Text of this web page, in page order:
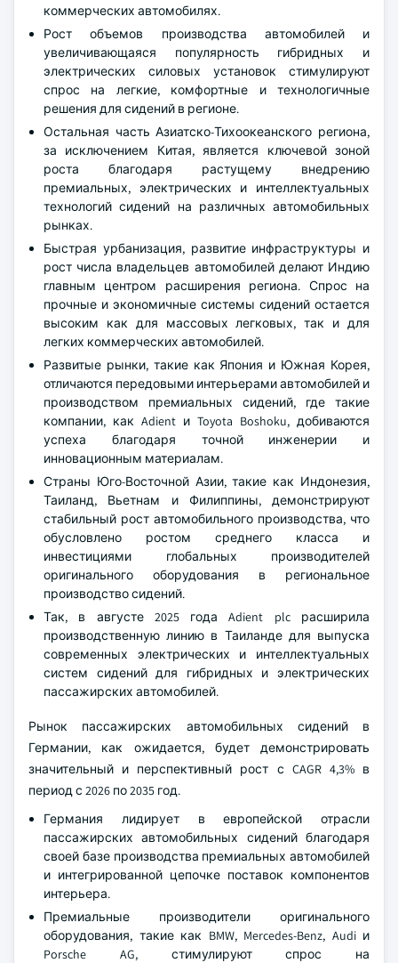
коммерческих автомобилях.
Рост объемов производства автомобилей и
увеличивающаяся популярность гибридных и
электрических силовых установок стимулируют
спрос на легкие, комфортные и технологичные
решения для сидений в регионе.
Остальная часть Азиатско-Тихоокеанского региона,
за исключением Китая, является ключевой зоной
роста благодаря растущему внедрению
премиальных, электрических и интеллектуальных
технологий сидений на различных автомобильных
рынках.
Быстрая урбанизация, развитие инфраструктуры и
рост числа владельцев автомобилей делают Индию
главным центром расширения региона. Спрос на
прочные и экономичные системы сидений остается
высоким как для массовых легковых, так и для
легких коммерческих автомобилей.
Развитые рынки, такие как Япония и Южная Корея,
отличаются передовыми интерьерами автомобилей и
производством премиальных сидений, где такие
компании, как Adient и Toyota Boshoku, добиваются
успеха благодаря точной инженерии и
инновационным материалам.
Страны Юго-Восточной Азии, такие как Индонезия,
Таиланд, Вьетнам и Филиппины, демонстрируют
стабильный рост автомобильного производства, что
обусловлено ростом среднего класса и
инвестициями глобальных производителей
оригинального оборудования в региональное
производство сидений.
Так, в августе 2025 года Adient plc расширила
производственную линию в Таиланде для выпуска
современных электрических и интеллектуальных
систем сидений для гибридных и электрических
пассажирских автомобилей.
Рынок пассажирских автомобильных сидений в
Германии, как ожидается, будет демонстрировать
значительный и перспективный рост с CAGR 4,3% в
период с 2026 по 2035 год.
Германия лидирует в европейской отрасли
пассажирских автомобильных сидений благодаря
своей базе производства премиальных автомобилей
и интегрированной цепочке поставок компонентов
интерьера.
Премиальные производители оригинального
оборудования, такие как BMW, Mercedes-Benz, Audi и
Porsche AG, стимулируют спрос на